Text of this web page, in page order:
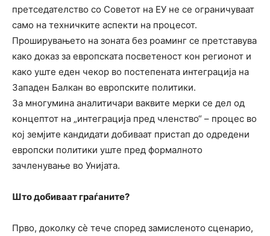
претседателство со Советот на ЕУ не се ограничуваат
само на техничките аспекти на процесот.
Проширувањето на зоната без роаминг се претставува
како доказ за европската посветеност кон регионот и
како уште еден чекор во постепената интеграција на
Западен Балкан во европските политики.
За многумина аналитичари ваквите мерки се дел од
концептот на „интеграција пред членство“ – процес во
кој земјите кандидати добиваат пристап до одредени
европски политики уште пред формалното
зачленување во Унијата.
Што добиваат граѓаните?
Прво, доколку сѐ тече според замисленото сценарио,